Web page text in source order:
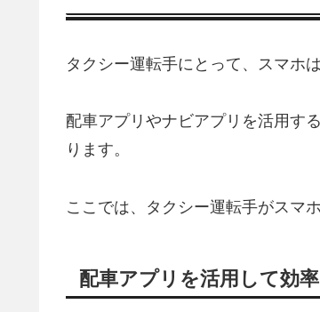
タクシー運転手にとって、スマホは
配車アプリやナビアプリを活用す
ります。
ここでは、タクシー運転手がスマ
配車アプリを活用して効